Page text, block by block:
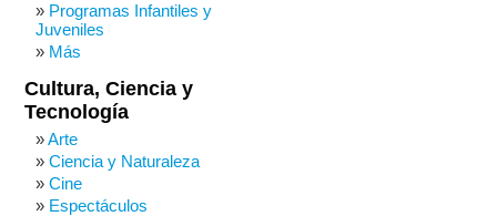
Programas Infantiles y
Juveniles
Más
Cultura, Ciencia y
Tecnología
Arte
Ciencia y Naturaleza
Cine
Espectáculos